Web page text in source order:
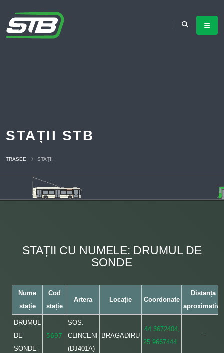
STAȚII STB
TRASEE STAȚII
STAȚII CU NUMELE: DRUMUL DE
SONDE
Nume
stație
Cod
stație
Artera Locație Coordonate
Distanța
aproximativă
DRUMUL
DE
SONDE
5697
SOS.
CLINCENI
(DJ401A)
BRAGADIRU
44.3672404,
25.9667444
–